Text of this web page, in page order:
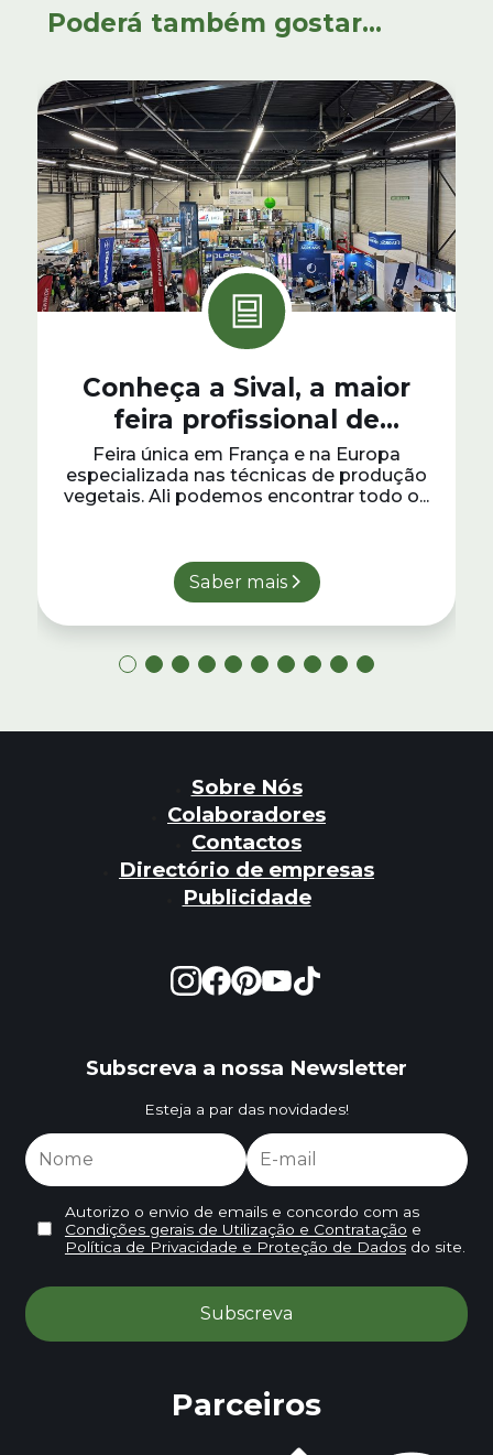
Poderá também gostar...
Conheça a Sival, a maior
feira profissional de
produção verde da Europa
Feira única em França e na Europa
especializada nas técnicas de produção
vegetais. Ali podemos encontrar todo o...
Saber mais
Sobre Nós
Colaboradores
Contactos
Directório de empresas
Publicidade
Subscreva a nossa Newsletter
Esteja a par das novidades!
Autorizo o envio de emails e concordo com as
Condições gerais de Utilização e Contratação e
Política de Privacidade e Proteção de Dadosdo site.
Parceiros